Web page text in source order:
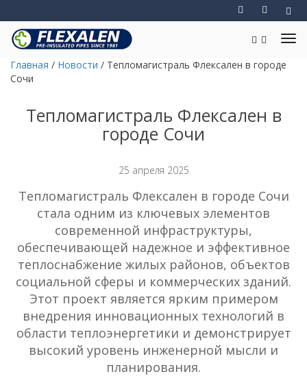
Главная / Новости / Тепломагистраль Флексален в городе
Сочи
Тепломагистраль Флексален в
городе Сочи
25 апреля 2025
Тепломагистраль Флексален в городе Сочи
стала одним из ключевых элементов
современной инфраструктуры,
обеспечивающей надежное и эффективное
теплоснабжение жилых районов, объектов
социальной сферы и коммерческих зданий.
Этот проект является ярким примером
внедрения инновационных технологий в
области теплоэнергетики и демонстрирует
высокий уровень инженерной мысли и
планирования.